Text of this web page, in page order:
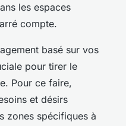
les espaces
compte.
basé sur vos
pour tirer le
Pour ce faire,
et désirs
zones spécifiques à